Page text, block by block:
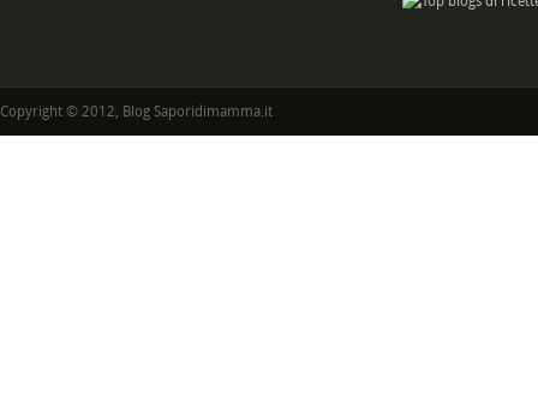
Copyright © 2012, Blog Saporidimamma.it